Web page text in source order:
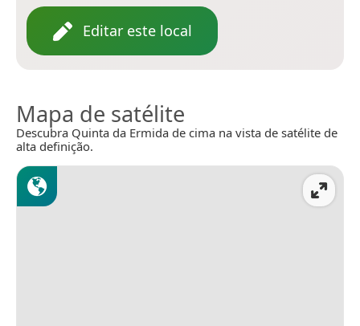
Editar este local
Mapa de satélite
Descubra Quinta da Ermida de cima na vista de satélite de
alta definição.